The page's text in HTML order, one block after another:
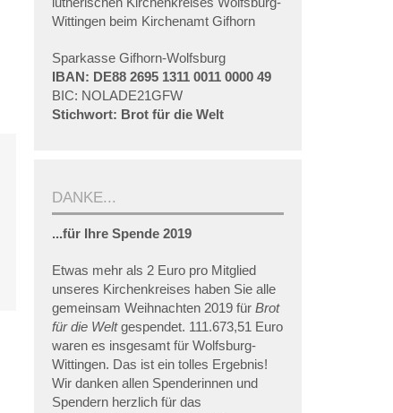
Wittingen beim Kirchenamt Gifhorn
Sparkasse Gifhorn-Wolfsburg
IBAN: DE88 2695 1311 0011 0000 49
BIC: NOLADE21GFW
Stichwort: Brot für die Welt
DANKE...
...für Ihre Spende 2019
Etwas mehr als 2 Euro pro Mitglied
unseres Kirchenkreises haben Sie alle
gemeinsam Weihnachten 2019 für Brot
für die Weltgespendet. 111.673,51 Euro
waren es insgesamt für Wolfsburg-
Wittingen. Das ist ein tolles Ergebnis!
Wir danken allen Spenderinnen und
Spendern herzlich für das